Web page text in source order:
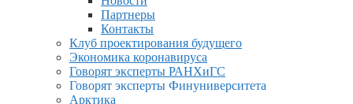
Партнеры
Контакты
Клуб проектирования будущего
Экономика коронавируса
Говорят эксперты РАНХиГС
Говорят эксперты Финуниверситета
Арктика